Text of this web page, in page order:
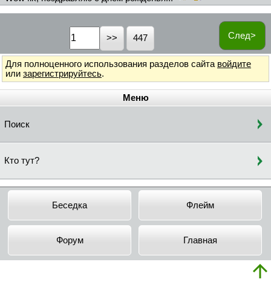
След>
447
Для полноценного использования разделов сайта войдите
или зарегистрируйтесь.
Меню
Поиск
Кто тут?
Беседка Флейм
Форум Главная